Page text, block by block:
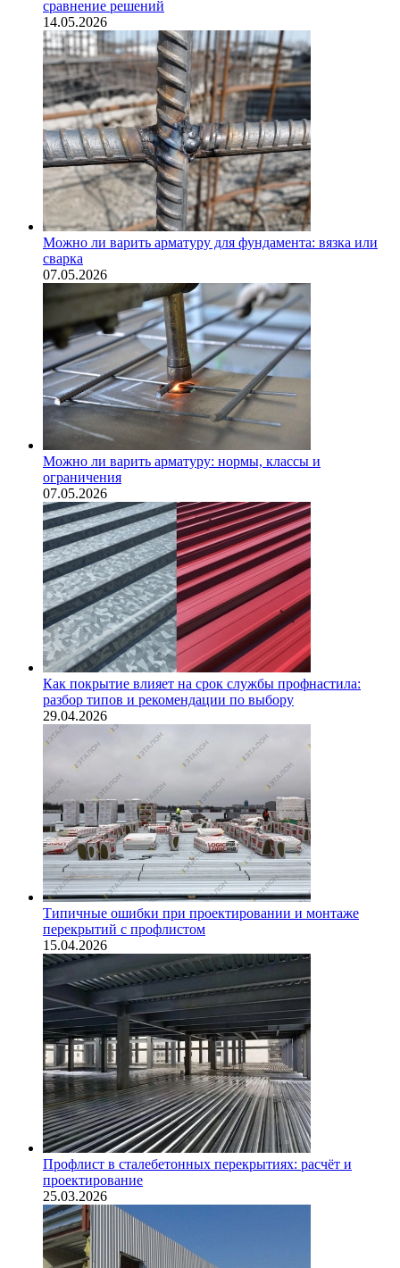
сравнение решений
14.05.2026
Можно ли варить арматуру для фундамента: вязка или
сварка
07.05.2026
Можно ли варить арматуру: нормы, классы и
ограничения
07.05.2026
Как покрытие влияет на срок службы профнастила:
разбор типов и рекомендации по выбору
29.04.2026
Типичные ошибки при проектировании и монтаже
перекрытий с профлистом
15.04.2026
Профлист в сталебетонных перекрытиях: расчёт и
проектирование
25.03.2026